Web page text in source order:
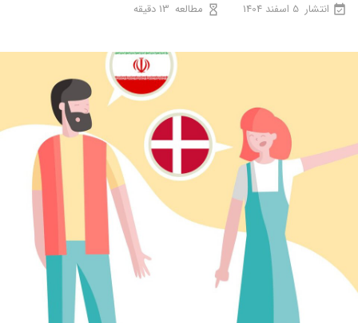
انتشار 5 اسفند 1404 مطالعه 13 دقیقه